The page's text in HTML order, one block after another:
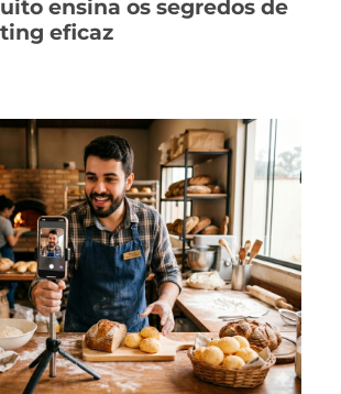
ensina os segredos de
eficaz